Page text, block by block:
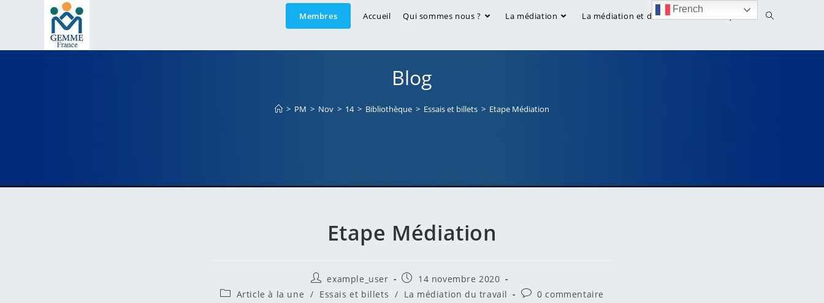
Membres Accueil Qui sommes nous ? La médiation La médiation et droit Bibliothèque
Blog
> PM > Nov > 14 > Bibliothèque > Essais et billets > Etape Médiation
Etape Médiation
example_user
14 novembre 2020
Article à la une / Essais et billets / La médiation du travail 0 commentaire
French